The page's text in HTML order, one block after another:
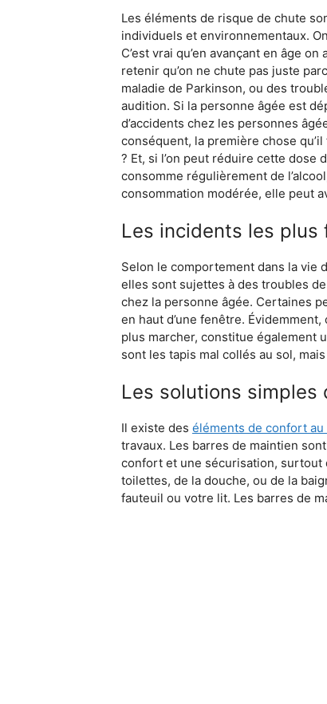
Les éléments de risque de chute
individuels et environnementaux.
C’est vrai qu’en avançant en âge
retenir qu’on ne chute pas juste
maladie de Parkinson, ou des
audition. Si la personne âgée est
d’accidents chez les personnes
conséquent, la première chose
? Et, si l’on peut réduire cette dose
consomme régulièrement de
consommation modérée, elle peut
Les incidents les
Selon le comportement dans la vie
elles sont sujettes à des troubles de
chez la personne âgée. Certaines
en haut d’une fenêtre.
plus marcher, constitue également
sont les tapis mal collés au sol,
Les solutions simples
Il existe des éléments de confort au
travaux. Les barres de maintien
confort et une sécurisation, surtout
toilettes, de la douche, ou de la
fauteuil ou votre lit. Les barres de